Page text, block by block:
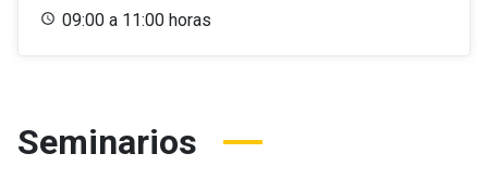
09:00 a 11:00 horas
Seminarios